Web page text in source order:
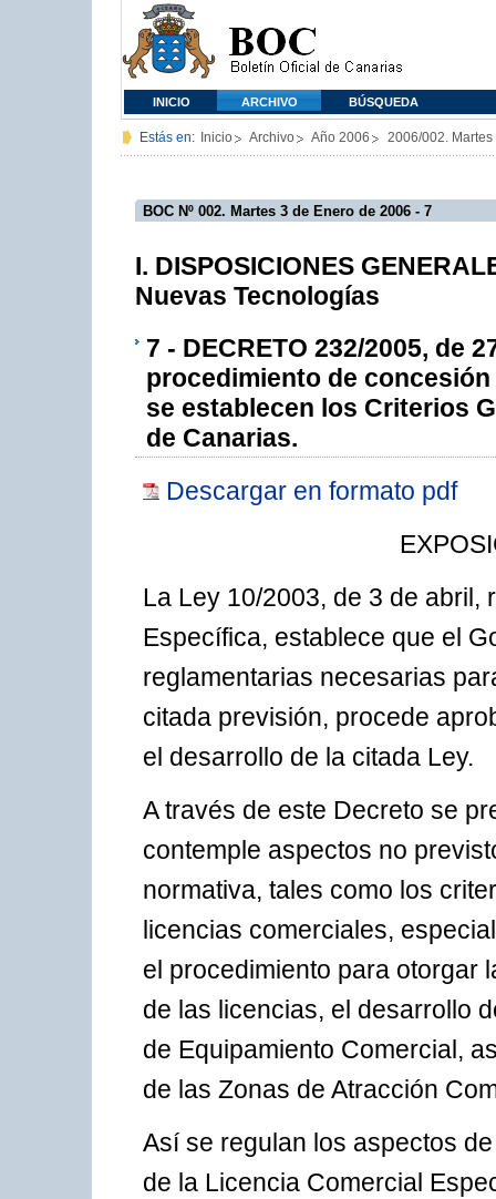
INICIO ARCHIVO BÚSQUEDA
Estás en: Inicio Archivo Año 2006 2006/002.
BOC Nº 002. Martes 3 de Enero de 2006 - 7
I. DISPOSICIONES
Nuevas Tecnologías
7 - DECRETO 232/2005, de
procedimiento de
se establecen los Criterios
de Canarias.
Descargar en formato pdf
La Ley 10/2003, de 3 de abril,
Específica, establece que el
reglamentarias necesarias
citada previsión, procede
el desarrollo de la citada Ley.
A través de este Decreto se
contemple aspectos no
normativa, tales como los
licencias comerciales,
el procedimiento para otorgar
de las licencias, el desarrollo
de Equipamiento Comercial,
de las Zonas de Atracción
Así se regulan los aspectos
de la Licencia Comercial